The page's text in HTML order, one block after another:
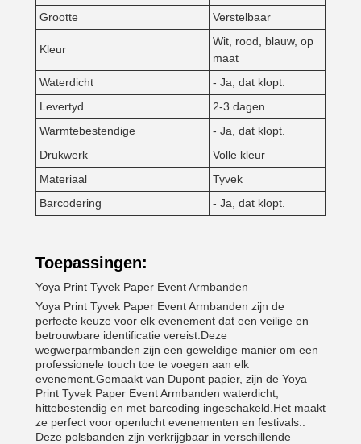
Grootte
Verstelbaar
Kleur
Wit, rood, blauw, op
maat
Waterdicht
- Ja, dat klopt.
Levertyd
2-3 dagen
Warmtebestendige
- Ja, dat klopt.
Drukwerk
Volle kleur
Materiaal
Tyvek
Barcodering
- Ja, dat klopt.
Toepassingen:
Yoya Print Tyvek Paper Event Armbanden
Yoya Print Tyvek Paper Event Armbanden zijn de
perfecte keuze voor elk evenement dat een veilige en
betrouwbare identificatie vereist.Deze
wegwerparmbanden zijn een geweldige manier om een
professionele touch toe te voegen aan elk
evenement.Gemaakt van Dupont papier, zijn de Yoya
Print Tyvek Paper Event Armbanden waterdicht,
hittebestendig en met barcoding ingeschakeld.Het maakt
ze perfect voor openlucht evenementen en festivals..
Deze polsbanden zijn verkrijgbaar in verschillende